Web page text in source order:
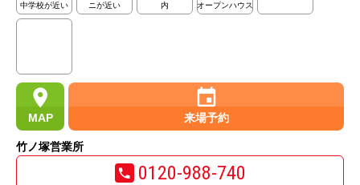
竹ノ塚営業所
0120-988-740
中学校が近い ニが近い 内 オープンハウス
MAP 来場予約